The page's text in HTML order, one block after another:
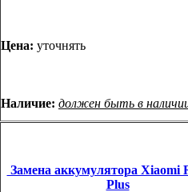
Цена: уточнять
Наличие: должен быть в
Замена аккумулятора Xiaomi
Plus